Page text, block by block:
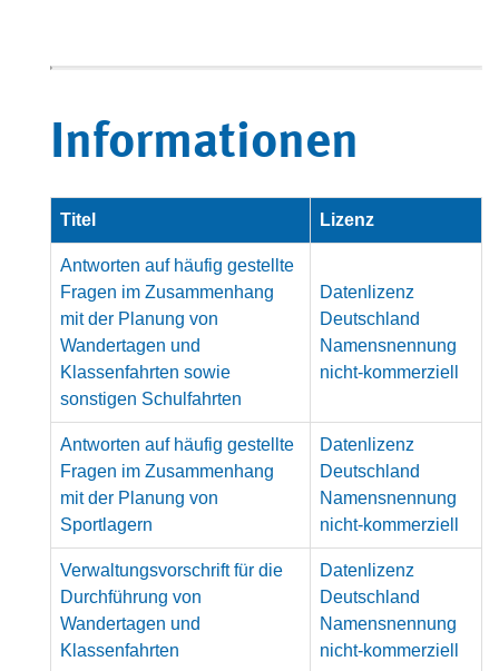
Informationen
Titel Lizenz
Antworten auf häufig gestellte
Fragen im Zusammenhang
mit der Planung von
Wandertagen und
Klassenfahrten sowie
sonstigen Schulfahrten
Datenlizenz
Deutschland
Namensnennung
nicht-kommerziell
Antworten auf häufig gestellte
Fragen im Zusammenhang
mit der Planung von
Sportlagern
Datenlizenz
Deutschland
Namensnennung
nicht-kommerziell
Verwaltungsvorschrift für die
Durchführung von
Wandertagen und
Klassenfahrten
Datenlizenz
Deutschland
Namensnennung
nicht-kommerziell